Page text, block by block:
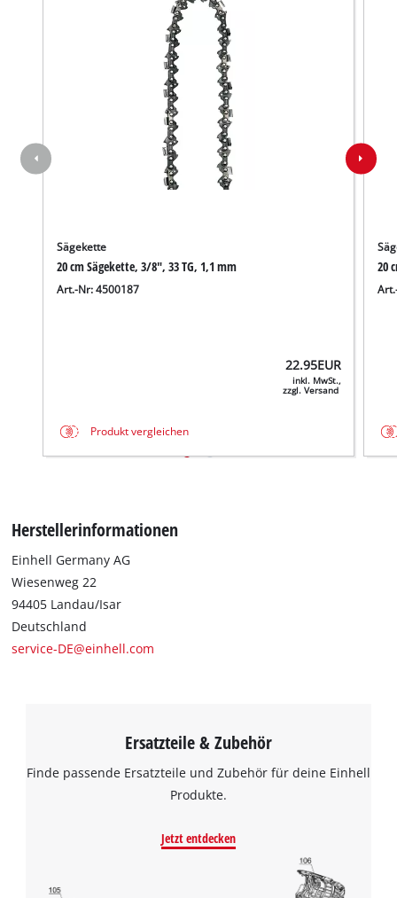
Sägekette
20 cm Sägekette, 3/8", 33 TG, 1,1 mm
Art.-Nr: 4500187
22.95EUR
inkl. MwSt.,
zzgl. Versand
Produkt vergleichen
20
Herstellerinformationen
Einhell Germany AG
Wiesenweg 22
94405 Landau/Isar
Deutschland
service-DE@einhell.com
Ersatzteile & Zubehör
Finde passende Ersatzteile und Zubehör für deine Einhell
Produkte.
Jetzt entdecken